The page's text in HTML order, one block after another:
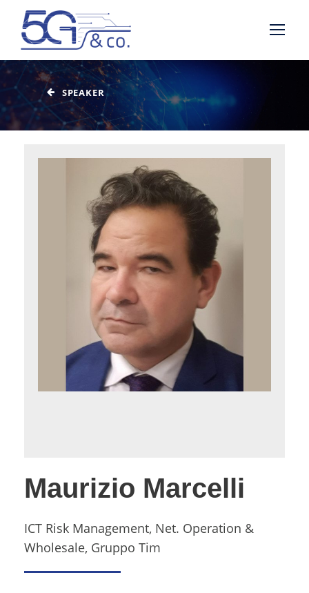
SPEAKER
Maurizio Marcelli
ICT Risk Management, Net. Operation &
Wholesale, Gruppo Tim